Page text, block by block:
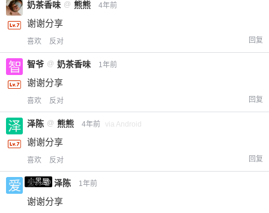
奶茶香味 @ 熊熊 4年前
谢谢分享
喜欢 反对 回复
智爷 @ 奶茶香味 1年前
谢谢分享
喜欢 反对 回复
泽陈 @ 熊熊 4年前 via Android
谢谢分享
喜欢 反对 回复
小黑屋
爱X @ 泽陈 1年前
谢谢分享